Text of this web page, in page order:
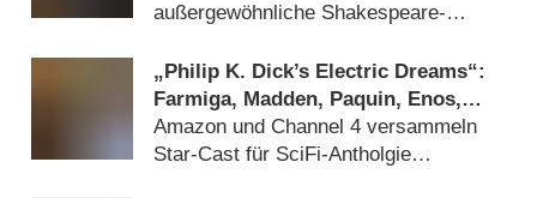
außergewöhnliche Shakespeare-
„Philip K. Dick’s Electric Dreams“:
Farmiga, Madden, Paquin, Enos,
Buscemi und mehr geben sich die
Ehre
Amazon und Channel 4 versammeln
Star-Cast für SciFi-Antholgie